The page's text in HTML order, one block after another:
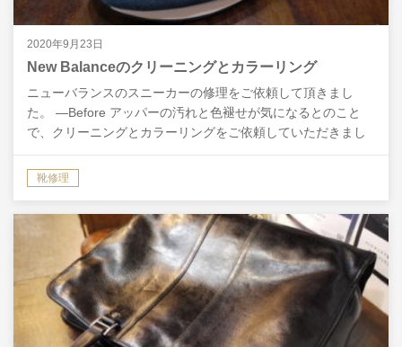
2020年9月23日
New Balanceのクリーニングとカラーリング
ニューバランスのスニーカーの修理をご依頼して頂きまし
た。 ―Before アッパーの汚れと色褪せが気になるとのこと
で、クリーニングとカラーリングをご依頼していただきまし
靴修理